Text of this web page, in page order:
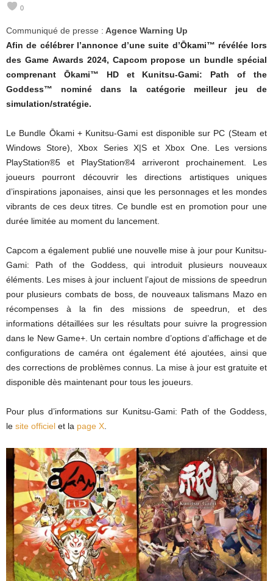
0
Communiqué de presse : Agence Warning Up
Afin de célébrer l’annonce d’une suite d’Ōkami™ révélée lors
des Game Awards 2024, Capcom propose un bundle spécial
comprenant Ōkami™ HD et Kunitsu-Gami: Path of the
Goddess™ nominé dans la catégorie meilleur jeu de
simulation/stratégie.
Le Bundle Ōkami + Kunitsu-Gami est disponible sur PC (Steam et
Windows Store), Xbox Series X|S et Xbox One. Les versions
PlayStation®5 et PlayStation®4 arriveront prochainement. Les
joueurs pourront découvrir les directions artistiques uniques
d’inspirations japonaises, ainsi que les personnages et les mondes
vibrants de ces deux titres. Ce bundle est en promotion pour une
durée limitée au moment du lancement.
Capcom a également publié une nouvelle mise à jour pour Kunitsu-
Gami: Path of the Goddess, qui introduit plusieurs nouveaux
éléments. Les mises à jour incluent l’ajout de missions de speedrun
pour plusieurs combats de boss, de nouveaux talismans Mazo en
récompenses à la fin des missions de speedrun, et des
informations détaillées sur les résultats pour suivre la progression
dans le New Game+. Un certain nombre d’options d’affichage et de
configurations de caméra ont également été ajoutées, ainsi que
des corrections de problèmes connus. La mise à jour est gratuite et
disponible dès maintenant pour tous les joueurs.
Pour plus d’informations sur Kunitsu-Gami: Path of the Goddess,
le site officiel et la page X